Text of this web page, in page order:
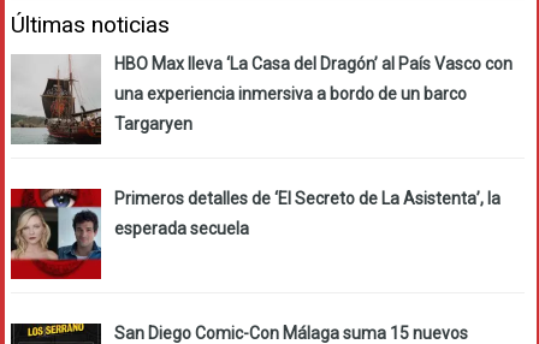
Últimas noticias
HBO Max lleva ‘La Casa del Dragón’ al País Vasco con
una experiencia inmersiva a bordo de un barco
Targaryen
Primeros detalles de ‘El Secreto de La Asistenta’, la
esperada secuela
San Diego Comic-Con Málaga suma 15 nuevos